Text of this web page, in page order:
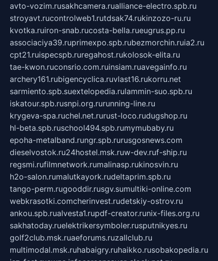
avto-vozim.rusakhcamera.rualliance-electro.spb.ru
stroyavt.rucontrolweb1.rutdsak74.rukinzozo-ru.ru
kvotka.ruiron-snab.rucosta-bella.rueugrus.pp.ru
associaciya39.ruprimexpo.spb.rubezmorchin.ruia2.ru
cpt21.ruispecspb.ruregahost.rukolosok-elita.ru
tae-kwon.ruconsrio.com.ruinsiam.ruavegainfo.ru
archery161.rubigencyclica.ruvlast16.rukorru.net
sarmiento.spb.suextelopedia.rulammin-suo.spb.ru
iskatour.spb.rusnpi.org.rurunning-line.ru
krygeva-spa.ruchel.net.rurust-loco.rudugshop.ru
hl-beta.spb.ruschool494.spb.rumymubaby.ru
epoha-metalband.rungr.spb.rurusgosnews.com
dieselvostok.ru24hostel.msk.ruw-dev.ruf-ship.ru
regsmi.rufilmnetwork.rumalinasp.rukinosvin.ru
h2o-salon.rumalutkayork.rudeltaprim.spb.ru
tango-perm.rugooddir.rusgv.sumultiki-online.com
webkrasotki.comcherinvest.rudetskiy-ostrov.ru
ankou.spb.rualvesta1.rupdf-creator.runix-files.org.ru
sakhatoday.ruelektrikersymboler.rusputnikyes.ru
golf2club.msk.ruaeforums.ruzallclub.ru
multimodal.msk.ruhabaigry.ruhaikko.rusobakopedia.ru